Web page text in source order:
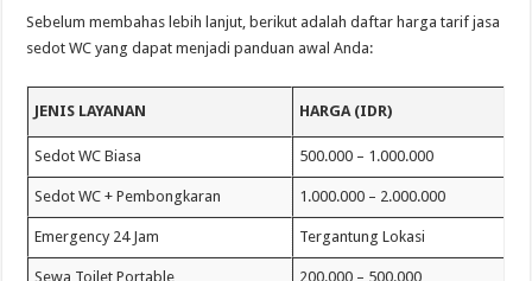
Sebelum membahas lebih lanjut, berikut adalah daftar harga tarif jasa
sedot WC yang dapat menjadi panduan awal Anda:
JENIS LAYANAN HARGA (IDR)
Sedot WC Biasa 500.000 – 1.000.000
Sedot WC + Pembongkaran 1.000.000 – 2.000.000
Emergency 24 Jam Tergantung Lokasi
Sewa Toilet Portable 200.000 – 500.000